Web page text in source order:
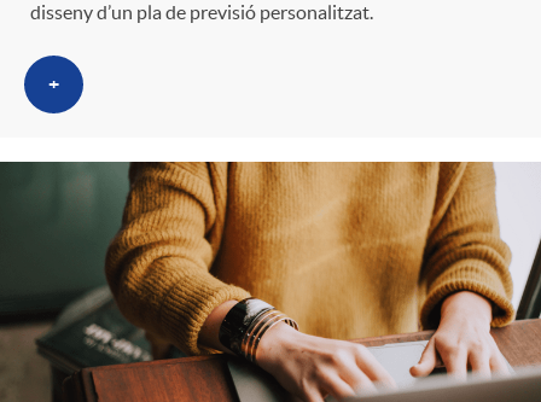
disseny d’un pla de previsió personalitzat.
+